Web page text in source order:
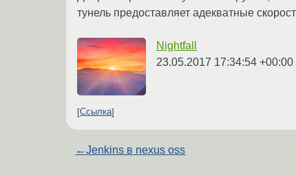
тунель предоставляет адекватные
Nightfall
23.05.2017 17:34:54 +00:00
Ссылка
←Jenkins в nexus oss